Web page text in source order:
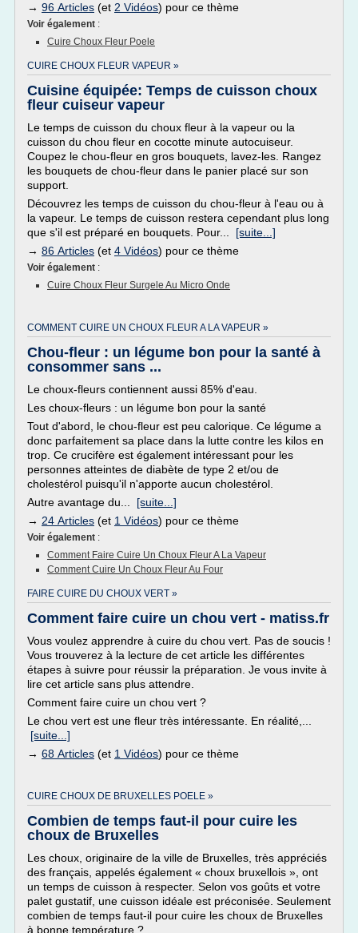
→ 96 Articles (et 2 Vidéos) pour ce thème
Voir également :
Cuire Choux Fleur Poele
CUIRE CHOUX FLEUR VAPEUR »
Cuisine équipée: Temps de cuisson choux
fleur cuiseur vapeur
Le temps de cuisson du choux fleur à la vapeur ou la
cuisson du chou fleur en cocotte minute autocuiseur.
Coupez le chou-fleur en gros bouquets, lavez-les. Rangez
les bouquets de chou-fleur dans le panier placé sur son
support.
Découvrez les temps de cuisson du chou-fleur à l'eau ou à
la vapeur. Le temps de cuisson restera cependant plus long
que s'il est préparé en bouquets. Pour... [suite...]
→ 86 Articles (et 4 Vidéos) pour ce thème
Voir également :
Cuire Choux Fleur Surgele Au Micro Onde
COMMENT CUIRE UN CHOUX FLEUR A LA VAPEUR »
Chou-fleur : un légume bon pour la santé à
consommer sans ...
Le choux-fleurs contiennent aussi 85% d'eau.
Les choux-fleurs : un légume bon pour la santé
Tout d'abord, le chou-fleur est peu calorique. Ce légume a
donc parfaitement sa place dans la lutte contre les kilos en
trop. Ce crucifère est également intéressant pour les
personnes atteintes de diabète de type 2 et/ou de
cholestérol puisqu'il n'apporte aucun cholestérol.
Autre avantage du... [suite...]
→ 24 Articles (et 1 Vidéos) pour ce thème
Voir également :
Comment Faire Cuire Un Choux Fleur A La Vapeur
Comment Cuire Un Choux Fleur Au Four
FAIRE CUIRE DU CHOUX VERT »
Comment faire cuire un chou vert - matiss.fr
Vous voulez apprendre à cuire du chou vert. Pas de soucis !
Vous trouverez à la lecture de cet article les différentes
étapes à suivre pour réussir la préparation. Je vous invite à
lire cet article sans plus attendre.
Comment faire cuire un chou vert ?
Le chou vert est une fleur très intéressante. En réalité,...
[suite...]
→ 68 Articles (et 1 Vidéos) pour ce thème
CUIRE CHOUX DE BRUXELLES POELE »
Combien de temps faut-il pour cuire les
choux de Bruxelles
Les choux, originaire de la ville de Bruxelles, très appréciés
des français, appelés également « choux bruxellois », ont
un temps de cuisson à respecter. Selon vos goûts et votre
palet gustatif, une cuisson idéale est préconisée. Seulement
combien de temps faut-il pour cuire les choux de Bruxelles
à bonne température ?